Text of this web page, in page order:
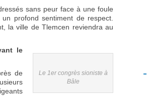
sans peur face à une foule
profond sentiment de respect.
la ville de Tlemcen reviendra au
Le 1er congrès sioniste à
Bâle
le
de